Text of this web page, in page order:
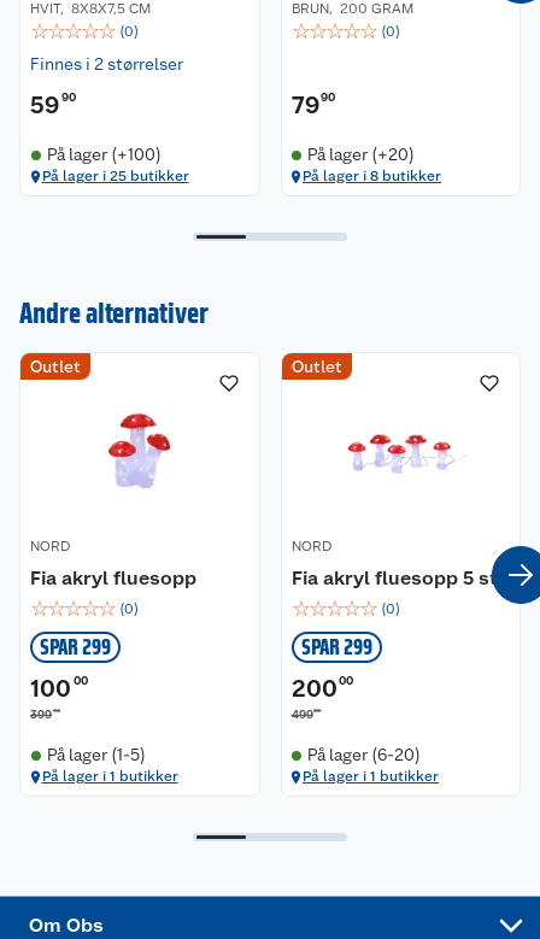
HVIT, 8X8X7,5 CM
☆☆☆☆☆ (0)
Finnes i 2 størrelser
5990
På lager (+100)
På lager i 25 butikker
BRUN, 200 GRAM
☆☆☆☆☆ (0)
7990
På lager (+20)
På lager i 8 butikker
Andre alternativer
Outlet
NORD
Fia akryl fluesopp
☆☆☆☆☆ (0)
SPAR 299
100 00
39900
På lager (1-5)
På lager i 1 butikker
Outlet
NORD
Fia akryl fluesopp 5 stk
☆☆☆☆☆ (0)
SPAR 299
200 00
49900
På lager (6-20)
På lager i 1 butikker
Om Obs
Om oss
Nyheter
Våre butikker
Ledige stillinger
Bærekraft
Samvirkelag
Kontakt oss
Reklamasjon og garanti
Leveringsalternativer
Pakkesporing
Kjøpsvilkår
Åpent kjøp
Coop medlem
Klikk og hent
Festdrakter til hele familien
Hagemøbler og utemøbler